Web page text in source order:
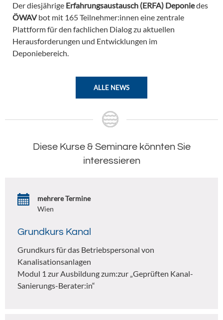
Der diesjährige Erfahrungsaustausch (ERFA) Deponiedes
ÖWAVbot mit 165 Teilnehmer:innen eine zentrale
Plattform für den fachlichen Dialog zu aktuellen
Herausforderungen und Entwicklungen im
Deponiebereich.
ALLE NEWS
Diese Kurse & Seminare könnten Sie
interessieren
mehrere Termine
Wien
Grundkurs Kanal
Grundkurs für das Betriebspersonal von
Kanalisationsanlagen
Modul 1 zur Ausbildung zum:zur „Geprüften Kanal-
Sanierungs-Berater:in“